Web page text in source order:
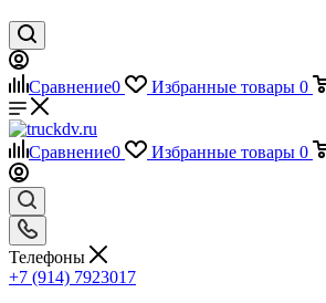
Сравнение0 Избранные товары 0
Сравнение0 Избранные товары 0
Телефоны
+7 (914) 7923017